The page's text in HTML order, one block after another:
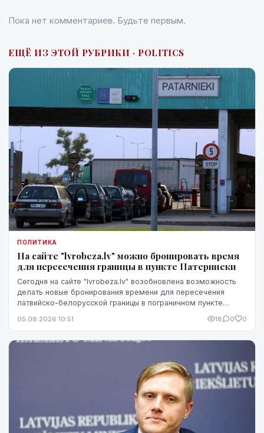
Пока нет комментариев. Будьте первым.
ЕЩЁ ИЗ ЭТОЙ РУБРИКИ · POLITICS
ПОЛИТИКА
На сайте "lvrobeza.lv" можно бронировать время
для пересечения границы в пункте Патерниеки
Сегодня на сайте "lvrobeza.lv" возобновлена возможность
делать новые бронирования времени для пересечения
латвийско-белорусской границы в пограничном пункте
05.08.2026 10:51 18 0 0